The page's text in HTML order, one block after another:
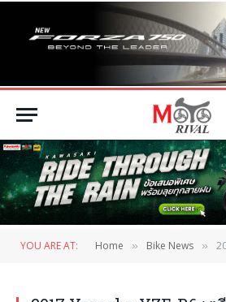
YOU ARE AT: Home » Bike News »